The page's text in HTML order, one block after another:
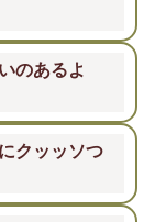
のあるよ
クッッソつ